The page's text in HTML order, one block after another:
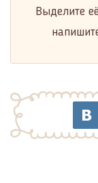
Выделите